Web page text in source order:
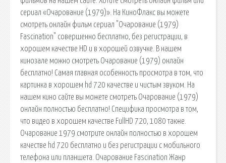
сериал «Очарование (1979)». На КиноФлакс вы можете
смотреть онлайн фильм сериал "Очарование (1979)
Fascination" совершенно бесплатно, без регистрации, в
хорошем качестве HD и в хорошей озвучке. В нашем
кинозале можно смотреть Очарование (1979) онлайн
бесплатно! Самая главная особенность просмотра в том, что
картинка в хорошем hd 720 качестве и чистым звуком. На
нашем кино сайте вы можете смотреть Очарование (1979)
онлайн полностью бесплатно! Специфика просмотра в том,
что видео в хорошем качестве FullHD 720, 1080 также.
Очарование 1979 смотрите онлайн полностью в хорошем
качестве hd 720 бесплатно и без регистрации c мобильного
телефона или планшета. Очарование Fascination Жанр